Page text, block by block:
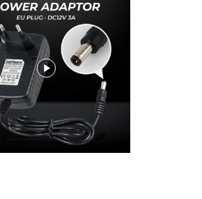
tambahan untuk menghubungkannya ke
listrik lainnya.
Adaptor yang satu ini memiliki kabel
langsung dengan bagian kepala
juga berukuran lebih kecil dari
Inilah yang membuatnya mudah
ruang di catu daya.
adaptor dapat menahan panas dengan
korsleting listrik. Dibekali juga fitur